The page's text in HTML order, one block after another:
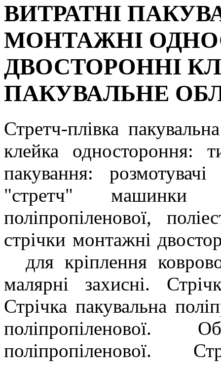
ВИТРАТНІ
МОНТАЖНІ
ДВОСТОРОННІ
ПАКУВАЛЬНЕ
Стретч-плівка
клейка одностороння:
пакування:
"стретч" машинки
поліпропіленової,
стрічки монтажні
для кріплення
малярні захисні.
Стрічка пакувальна
поліпропіленової.
поліпропіленової.